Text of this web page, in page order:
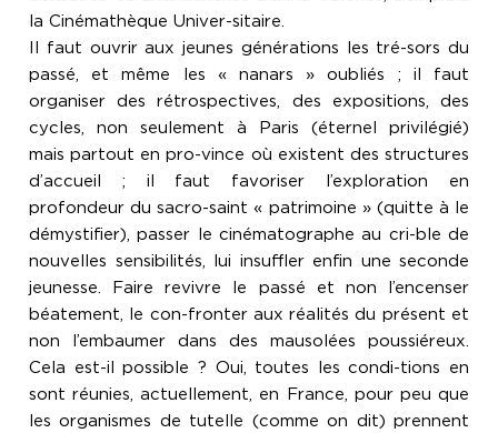
la Cinémathèque Univer-sitaire.
Il faut ouvrir aux jeunes générations les tré-sors du
passé, et même les « nanars » oubliés ; il faut
organiser des rétrospectives, des expositions, des
cycles, non seulement à Paris (éternel privilégié)
mais partout en pro-vince où existent des structures
d’accueil ; il faut favoriser l’exploration en
profondeur du sacro-saint « patrimoine » (quitte à le
démystifier), passer le cinématographe au cri-ble de
nouvelles sensibilités, lui insuffler enfin une seconde
jeunesse. Faire revivre le passé et non l’encenser
béatement, le con-fronter aux réalités du présent et
non l’embaumer dans des mausolées poussiéreux.
Cela est-il possible ? Oui, toutes les condi-tions en
sont réunies, actuellement, en France, pour peu que
les organismes de tutelle (comme on dit) prennent